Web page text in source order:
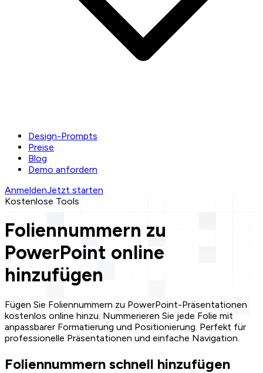
Design-Prompts
Preise
Blog
Demo anfordern
AnmeldenJetzt starten
Kostenlose Tools
Foliennummern zu
PowerPoint online
hinzufügen
Fügen Sie Foliennummern zu PowerPoint-Präsentationen
kostenlos online hinzu. Nummerieren Sie jede Folie mit
anpassbarer Formatierung und Positionierung. Perfekt für
professionelle Präsentationen und einfache Navigation.
Foliennummern schnell hinzufügen